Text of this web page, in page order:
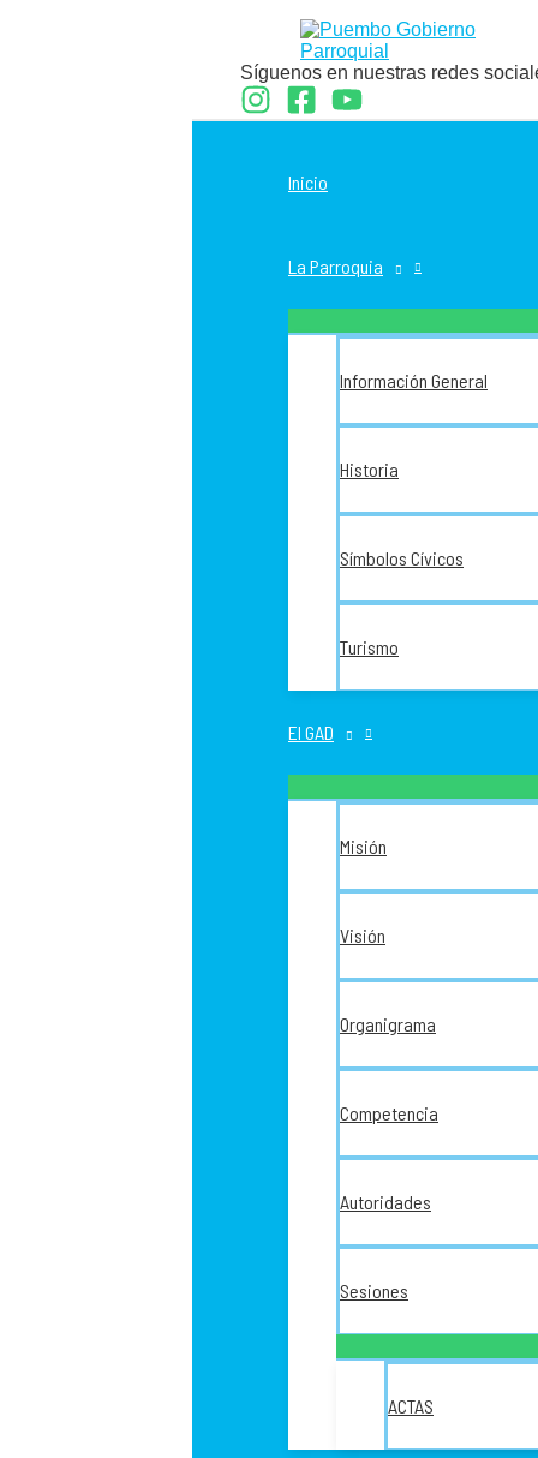
Síguenos en nuestras redes
Inicio
La Parroquia
Información General
Historia
Símbolos Cívicos
Turismo
El GAD
Misión
Visión
Organigrama
Competencia
Autoridades
Sesiones
ACTAS